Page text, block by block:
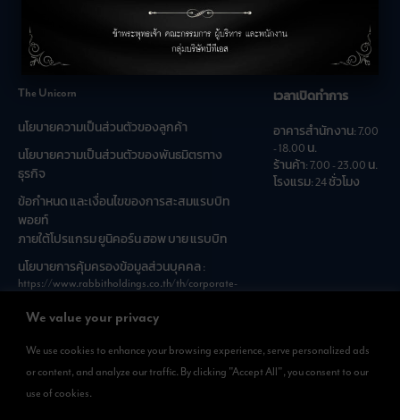
We value your privacy
We use cookies to enhance your browsing experience, serve personalized ads
or content, and analyze our traffic. By clicking "Accept All", you consent to our
use of cookies.
The Unicorn
นโยบายความเป็นส่วนตัวของลูกค้า
นโยบายความเป็นส่วนตัวของพันธมิตรทาง
ธุรกิจ
ข้อกำหนด และเงื่อนไขของการสะสมแรบบิท
พอยท์
ภายใต้โปรแกรม ยูนิคอร์น ฮอพ บาย แรบบิท
นโยบายการคุ้มครองข้อมูลส่วนบุคคล :
https://www.rabbitholdings.co.th/th/corporate-
เวลาเปิดทำการ
อาคารสำนักงาน: 7.00
- 18.00 น.
ร้านค้า: 7.00 - 23.00 น.
โรงแรม: 24 ชั่วโมง
ดาวน์โหลดแอพได้แล้วที่